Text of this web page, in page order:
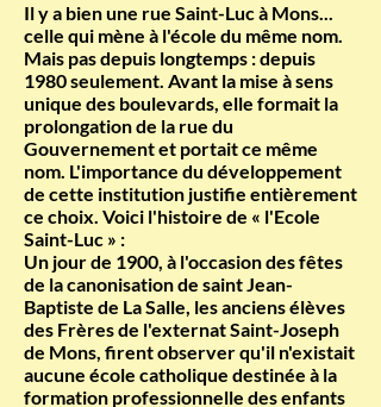
Il y a bien une rue Saint-Luc à Mons...
celle qui mène à l'école du même nom.
Mais pas depuis longtemps : depuis
1980 seulement. Avant la mise à sens
unique des boulevards, elle formait la
prolongation de la rue du
Gouvernement et portait ce même
nom. L'importance du développement
de cette institution justifie entièrement
ce choix. Voici l'histoire de « l'Ecole
Saint-Luc » :
Un jour de 1900, à l'occasion des fêtes
de la canonisation de saint Jean-
Baptiste de La Salle, les anciens élèves
des Frères de l'externat Saint-Joseph
de Mons, firent observer qu'il n'existait
aucune école catholique destinée à la
formation professionnelle des enfants